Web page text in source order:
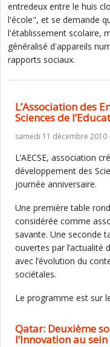
entredeux entre le huis
l'école", et se demande
l'établissement scolaire,
généralisé d'appareils
rapports sociaux.
L’Association des
Sciences de
samedi 11 décembre 2010
L’AECSE, association
développement des
journée anniversaire.
Une première table
considérée comme
savante. Une seconde
ouvertes par l’actualité
avec l’évolution du
sociétales.
Le programme est sur
Qatar: Deuxième
l’Innovation au